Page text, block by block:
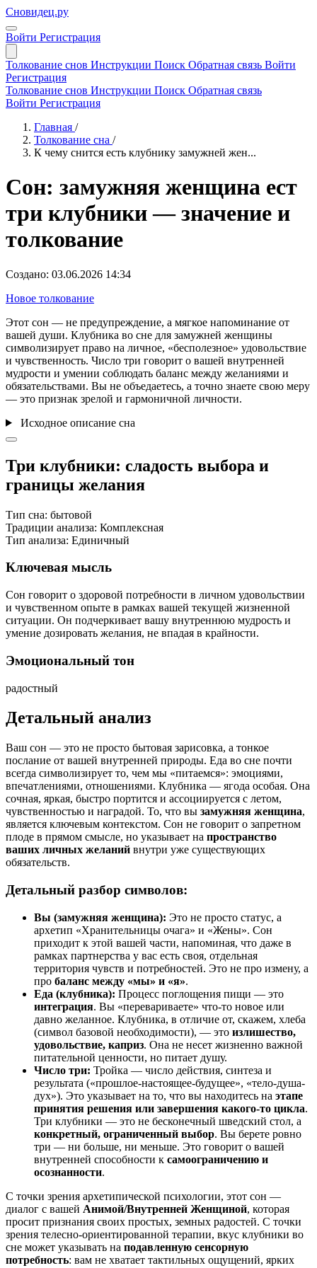
Сновидец.ру
Войти Регистрация
Толкование снов Инструкции Поиск Обратная связь Войти
Регистрация
Толкование снов Инструкции Поиск Обратная связь
Войти Регистрация
Главная /
Толкование сна /
К чему снится есть клубнику замужней жен...
Сон: замужняя женщина ест
три клубники — значение и
толкование
Создано: 03.06.2026 14:34
Новое толкование
Этот сон — не предупреждение, а мягкое напоминание от
вашей души. Клубника во сне для замужней женщины
символизирует право на личное, «бесполезное» удовольствие
и чувственность. Число три говорит о вашей внутренней
мудрости и умении соблюдать баланс между желаниями и
обязательствами. Вы не объедаетесь, а точно знаете свою меру
— это признак зрелой и гармоничной личности.
Исходное описание сна
Три клубники: сладость выбора и
границы желания
Тип сна: бытовой
Традиции анализа: Комплексная
Тип анализа: Единичный
Ключевая мысль
Сон говорит о здоровой потребности в личном удовольствии
и чувственном опыте в рамках вашей текущей жизненной
ситуации. Он подчеркивает вашу внутреннюю мудрость и
умение дозировать желания, не впадая в крайности.
Эмоциональный тон
радостный
Детальный анализ
Ваш сон — это не просто бытовая зарисовка, а тонкое
послание от вашей внутренней природы. Еда во сне почти
всегда символизирует то, чем мы «питаемся»: эмоциями,
впечатлениями, отношениями. Клубника — ягода особая. Она
сочная, яркая, быстро портится и ассоциируется с летом,
чувственностью и наградой. То, что вы замужняя женщина,
является ключевым контекстом. Сон не говорит о запретном
плоде в прямом смысле, но указывает на пространство
ваших личных желаний внутри уже существующих
обязательств.
Детальный разбор символов:
Вы (замужняя женщина): Это не просто статус, а
архетип «Хранительницы очага» и «Жены». Сон
приходит к этой вашей части, напоминая, что даже в
рамках партнерства у вас есть своя, отдельная
территория чувств и потребностей. Это не про измену, а
про баланс между «мы» и «я».
Еда (клубника): Процесс поглощения пищи — это
интеграция. Вы «перевариваете» что-то новое или
давно желанное. Клубника, в отличие от, скажем, хлеба
(символ базовой необходимости), — это излишество,
удовольствие, каприз. Она не несет жизненно важной
питательной ценности, но питает душу.
Число три: Тройка — число действия, синтеза и
результата («прошлое-настоящее-будущее», «тело-душа-
дух»). Это указывает на то, что вы находитесь на этапе
принятия решения или завершения какого-то цикла.
Три клубники — это не бесконечный шведский стол, а
конкретный, ограниченный выбор. Вы берете ровно
три — ни больше, ни меньше. Это говорит о вашей
внутренней способности к самоограничению и
осознанности.
С точки зрения архетипической психологии, этот сон —
диалог с вашей Анимой/Внутренней Женщиной, которая
просит признания своих простых, земных радостей. С точки
зрения телесно-ориентированной терапии, вкус клубники во
сне может указывать на подавленную сенсорную
потребность: вам не хватает тактильных ощущений, ярких